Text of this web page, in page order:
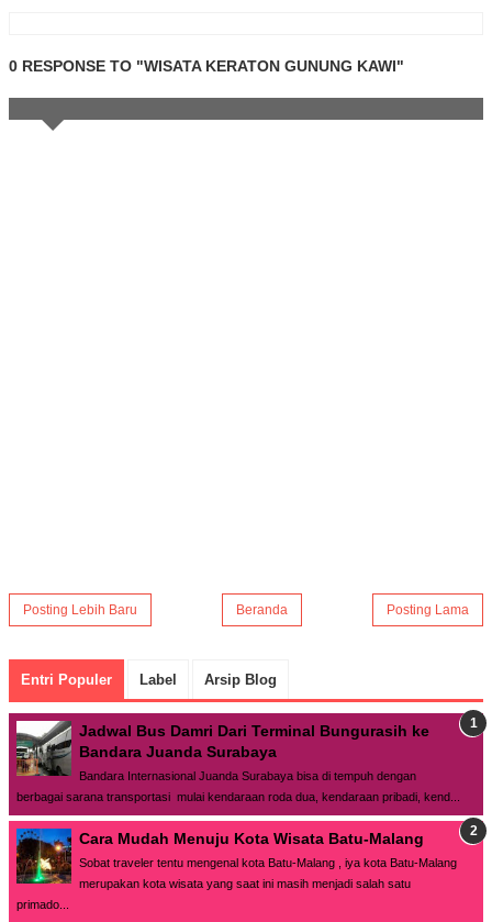
0 RESPONSE TO "WISATA KERATON GUNUNG KAWI"
Posting Lebih Baru Posting Lama
Beranda
Entri Populer Label Arsip Blog
Jadwal Bus Damri Dari Terminal Bungurasih ke
Bandara Juanda Surabaya
Bandara Internasional Juanda Surabaya bisa di tempuh dengan
berbagai sarana transportasi mulai kendaraan roda dua, kendaraan pribadi, kend...
Cara Mudah Menuju Kota Wisata Batu-Malang
Sobat traveler tentu mengenal kota Batu-Malang , iya kota Batu-Malang
merupakan kota wisata yang saat ini masih menjadi salah satu
primado...